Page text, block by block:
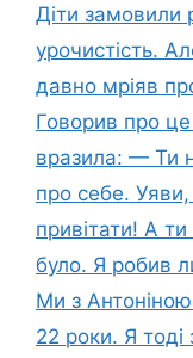
Діти замовили
урочистість.
давно мріяв
Говорив про це
вразила: — Ти
про себе. Уяви,
привітати! А
було. Я робив
Ми з
22 роки. Я тоді